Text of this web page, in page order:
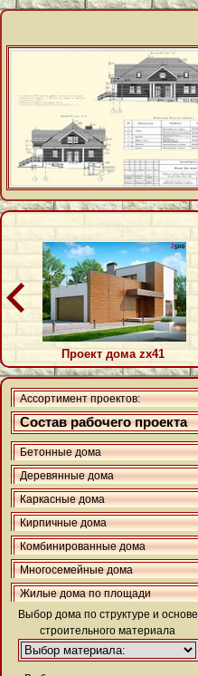
Проект дома zx41
Ассортимент проектов:
Состав рабочего проекта
Бетонные дома
Деревянные дома
Каркасные дома
Кирпичные дома
Комбинированные дома
Многосемейные дома
Жилые дома по площади
Выбор дома по структуре и основе
строительного материала